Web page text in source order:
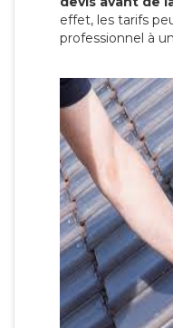
effet, les tarifs
professionnel à